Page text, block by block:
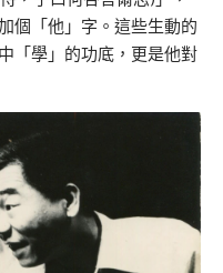
個「他」字。這些生動的
「學」的功底，更是他對